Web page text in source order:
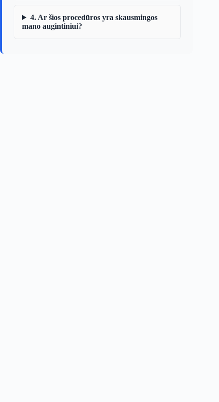
4. Ar šios procedūros yra skausmingos
mano augintiniui?